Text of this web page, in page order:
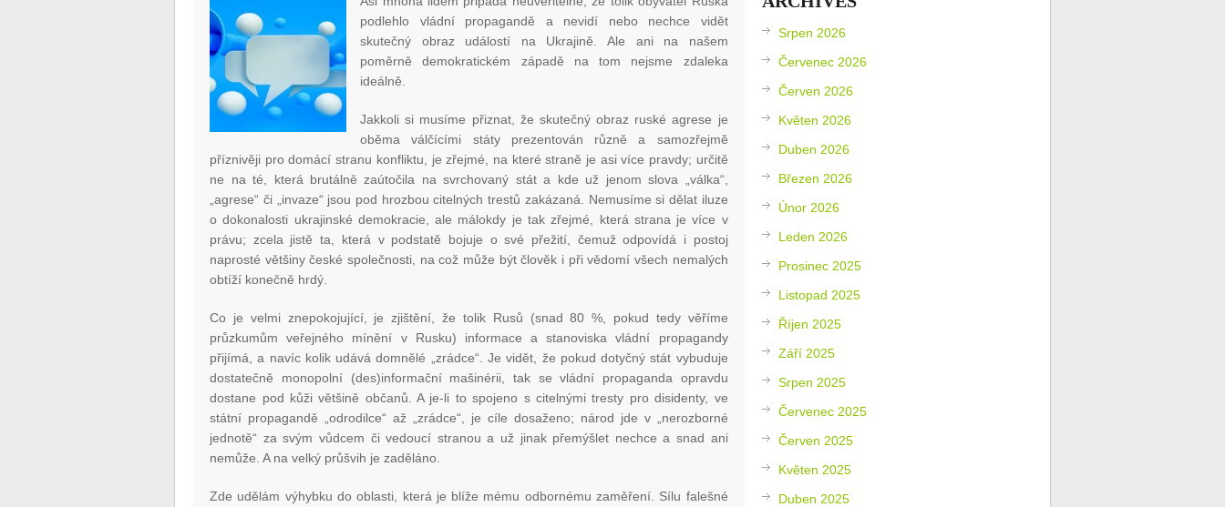
podlehlo vládní propagandě a nevidí nebo nechce vidět
skutečný obraz událostí na Ukrajině. Ale ani na našem
poměrně demokratickém západě na tom nejsme zdaleka
ideálně.
Jakkoli si musíme přiznat, že skutečný obraz ruské agrese je
oběma válčícími státy prezentován různě a samozřejmě
příznivěji pro domácí stranu konfliktu, je zřejmé, na které straně je asi více pravdy; určitě
ne na té, která brutálně zaútočila na svrchovaný stát a kde už jenom slova „válka“,
„agrese“ či „invaze“ jsou pod hrozbou citelných trestů zakázaná. Nemusíme si dělat iluze
o dokonalosti ukrajinské demokracie, ale málokdy je tak zřejmé, která strana je více v
právu; zcela jistě ta, která v podstatě bojuje o své přežití, čemuž odpovídá i postoj
naprosté většiny české společnosti, na což může být člověk i při vědomí všech nemalých
obtíží konečně hrdý.
Co je velmi znepokojující, je zjištění, že tolik Rusů (snad 80 %, pokud tedy věříme
průzkumům veřejného mínění v Rusku) informace a stanoviska vládní propagandy
přijímá, a navíc kolik udává domnělé „zrádce“. Je vidět, že pokud dotyčný stát vybuduje
dostatečně monopolní (des)informační mašinérii, tak se vládní propaganda opravdu
dostane pod kůži většině občanů. A je-li to spojeno s citelnými tresty pro disidenty, ve
státní propagandě „odrodilce“ až „zrádce“, je cíle dosaženo; národ jde v „nerozborné
jednotě“ za svým vůdcem či vedoucí stranou a už jinak přemýšlet nechce a snad ani
nemůže. A na velký průšvih je zaděláno.
Zde udělám výhybku do oblasti, která je blíže mému odbornému zaměření. Sílu falešné
Srpen 2026
Červenec 2026
Červen 2026
Květen 2026
Duben 2026
Březen 2026
Únor 2026
Leden 2026
Prosinec 2025
Listopad 2025
Říjen 2025
Září 2025
Srpen 2025
Červenec 2025
Červen 2025
Květen 2025
Duben 2025